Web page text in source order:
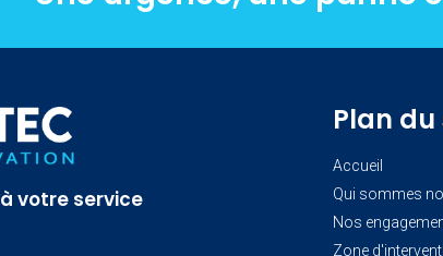
votre service
Plan du
Accueil
Qui sommes
Nos
Zone